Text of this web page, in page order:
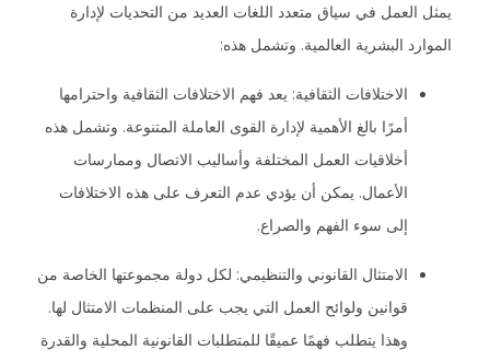
يمثل العمل في سياق متعدد اللغات العديد من التحديات لإدارة
الموارد البشرية العالمية. وتشمل هذه:
الاختلافات الثقافية: يعد فهم الاختلافات الثقافية واحترامها
أمرًا بالغ الأهمية لإدارة القوى العاملة المتنوعة. وتشمل هذه
أخلاقيات العمل المختلفة وأساليب الاتصال وممارسات
الأعمال. يمكن أن يؤدي عدم التعرف على هذه الاختلافات
إلى سوء الفهم والصراع.
الامتثال القانوني والتنظيمي: لكل دولة مجموعتها الخاصة من
قوانين ولوائح العمل التي يجب على المنظمات الامتثال لها.
وهذا يتطلب فهمًا عميقًا للمتطلبات القانونية المحلية والقدرة